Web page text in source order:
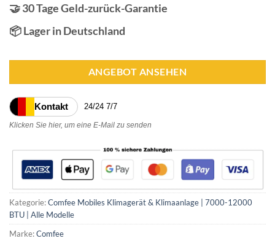
🤝 30 Tage Geld-zurück-Garantie
📦 Lager in Deutschland
ANGEBOT ANSEHEN
Kontakt 24/24 7/7
Klicken Sie hier, um eine E-Mail zu senden
Kategorie:Comfee Mobiles Klimagerät & Klimaanlage | 7000-12000
BTU | Alle Modelle
Marke:Comfee